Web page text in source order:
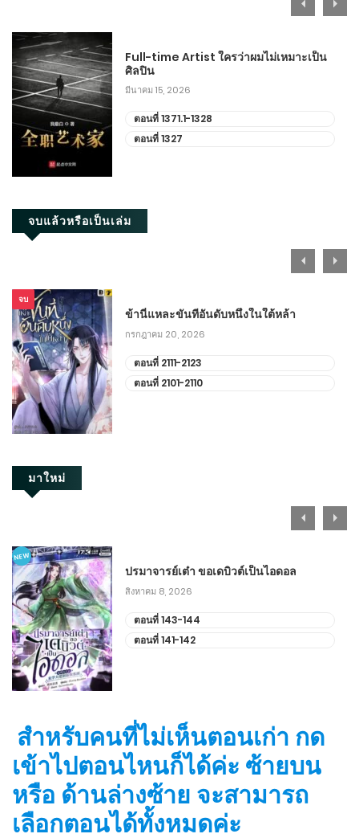
Full-time Artist ใครว่าผมไม่เหมาะเป็น
ศิลปิน
มีนาคม 15, 2026
ตอนที่ 1371.1-1328
ตอนที่ 1327
จบแล้วหรือเป็นเล่ม
จบ
ข้านี่แหละขันทีอันดับหนึ่งในใต้หล้า
กรกฎาคม 20, 2026
ตอนที่ 2111-2123
ตอนที่ 2101-2110
มาใหม่
NEW
ปรมาจารย์เต๋า ขอเดบิวต์เป็นไอดอล
สิงหาคม 8, 2026
ตอนที่ 143-144
ตอนที่ 141-142
สำหรับคนที่ไม่เห็นตอนเก่า กด
เข้าไปตอนไหนก็ได้ค่ะ ซ้ายบน
หรือ ด้านล่างซ้าย จะสามารถ
เลือกตอนได้ทั้งหมดค่ะ